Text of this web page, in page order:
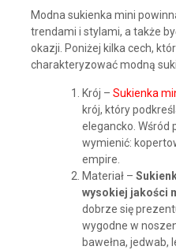
Modna sukienka mini
trendami i stylami, a także
okazji. Poniżej kilka cech,
charakteryzować modną
Krój – Sukienka
krój, który
elegancko. Wśród
wymienić:
empire.
Materiał –
wysokiej jakości
dobrze się
wygodne w
bawełna, jedwab,